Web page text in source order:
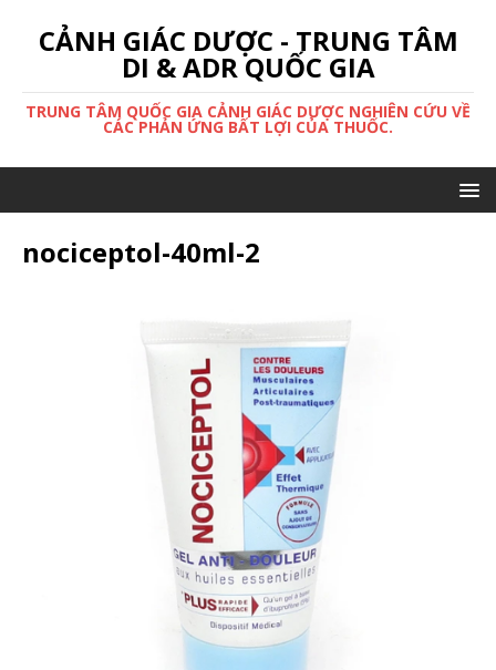
CẢNH GIÁC DƯỢC - TRUNG TÂM
DI & ADR QUỐC GIA
TRUNG TÂM QUỐC GIA CẢNH GIÁC DƯỢC NGHIÊN CỨU VỀ
CÁC PHẢN ỨNG BẤT LỢI CỦA THUỐC.
nociceptol-40ml-2